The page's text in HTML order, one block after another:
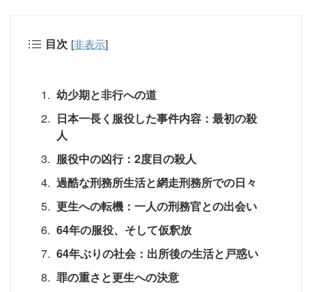
目次 [非表示]
幼少期と非行への道
日本一長く服役した事件内容：最初の殺
人
服役中の凶行：2度目の殺人
過酷な刑務所生活と網走刑務所での日々
更生への転機：一人の刑務官との出会い
64年の服役、そして仮釈放
64年ぶりの社会：出所後の生活と戸惑い
罪の重さと更生への決意